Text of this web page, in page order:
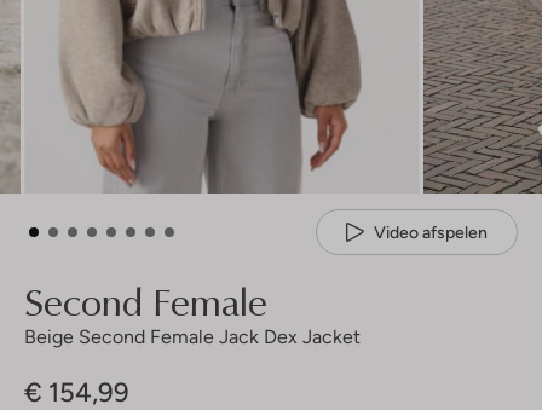
Video afspelen
Second Female
Beige Second Female Jack Dex Jacket
€ 154,99